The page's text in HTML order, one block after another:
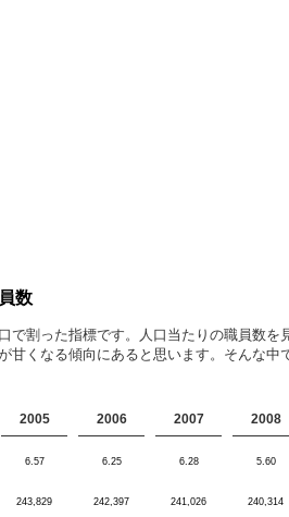
数
で割った指標です。人口当たりの職員数
甘くなる傾向にあると思います。そんな
2005 2006 2007 2008
6.57 6.25 6.28 5.60
243,829 242,397 241,026 240,314